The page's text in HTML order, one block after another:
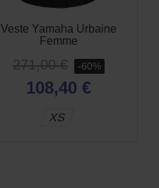
Veste Yamaha Urbaine
Femme
271,00 € -60%
108,40 €
XS